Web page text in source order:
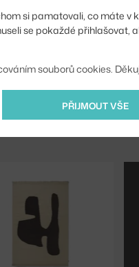
EAN
Ste zo
si pamatovali, co máte v
se pokaždé přihlašovat,
souborů cookies.
PŘIJMOUT VŠE